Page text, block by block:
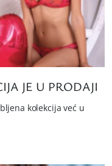
JE U PRODAJI
kolekcija već u